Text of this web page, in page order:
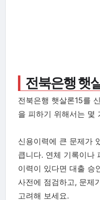
전북은행 햇
전북은행 햇살론15를
을 피하기 위해서는 몇
신용이력에 큰 문제가
큽니다. 연체 기록이나
이력이 있다면 대출 승
사전에 점검하고, 문제
고려해 보세요.